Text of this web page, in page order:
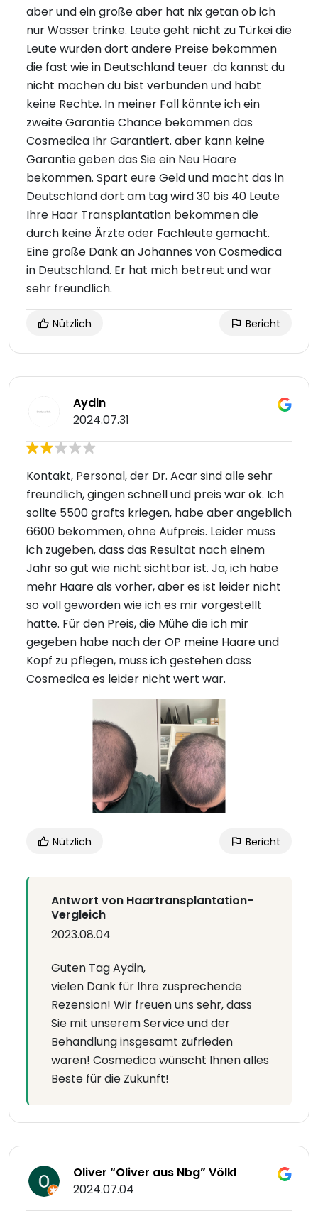
aber und ein große aber hat nix getan ob ich
nur Wasser trinke. Leute geht nicht zu Türkei die
Leute wurden dort andere Preise bekommen
die fast wie in Deutschland teuer .da kannst du
nicht machen du bist verbunden und habt
keine Rechte. In meiner Fall könnte ich ein
zweite Garantie Chance bekommen das
Cosmedica Ihr Garantiert. aber kann keine
Garantie geben das Sie ein Neu Haare
bekommen. Spart eure Geld und macht das in
Deutschland dort am tag wird 30 bis 40 Leute
Ihre Haar Transplantation bekommen die
durch keine Ärzte oder Fachleute gemacht.
Eine große Dank an Johannes von Cosmedica
in Deutschland. Er hat mich betreut und war
sehr freundlich.
Nützlich Bericht
Aydin
2024.07.31
Kontakt, Personal, der Dr. Acar sind alle sehr
freundlich, gingen schnell und preis war ok. Ich
sollte 5500 grafts kriegen, habe aber angeblich
6600 bekommen, ohne Aufpreis. Leider muss
ich zugeben, dass das Resultat nach einem
Jahr so gut wie nicht sichtbar ist. Ja, ich habe
mehr Haare als vorher, aber es ist leider nicht
so voll geworden wie ich es mir vorgestellt
hatte. Für den Preis, die Mühe die ich mir
gegeben habe nach der OP meine Haare und
Kopf zu pflegen, muss ich gestehen dass
Cosmedica es leider nicht wert war.
Nützlich Bericht
Antwort von Haartransplantation-
Vergleich
2023.08.04
Guten Tag Aydin,
vielen Dank für Ihre zusprechende
Rezension! Wir freuen uns sehr, dass
Sie mit unserem Service und der
Behandlung insgesamt zufrieden
waren! Cosmedica wünscht Ihnen alles
Beste für die Zukunft!
Oliver “Oliver aus Nbg” Völkl
2024.07.04